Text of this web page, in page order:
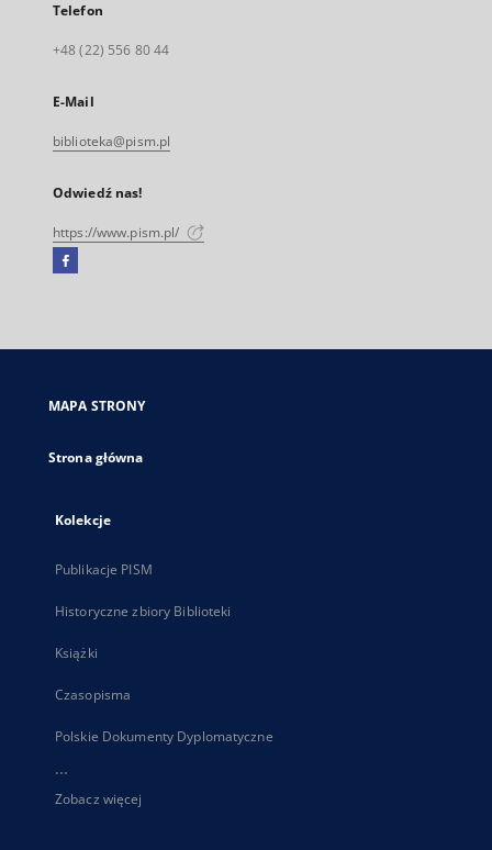
Telefon
+48 (22) 556 80 44
E-Mail
biblioteka@pism.pl
Odwiedź nas!
https://www.pism.pl/
Facebook
się
karcie
MAPA STRONY
Strona główna
Kolekcje
Publikacje PISM
Historyczne zbiory Biblioteki
Książki
Czasopisma
Polskie Dokumenty Dyplomatyczne
...
Zobacz więcej